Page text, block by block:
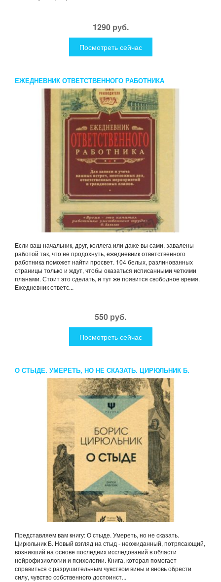
1290 руб.
Посмотреть сейчас
ЕЖЕДНЕВНИК ОТВЕТСТВЕННОГО РАБОТНИКА
Если ваш начальник, друг, коллега или даже вы сами, завалены
работой так, что не продохнуть, ежедневник ответственного
работника поможет найти просвет. 104 белых, разлинованных
страницы только и ждут, чтобы оказаться исписанными четкими
планами. Стоит это сделать, и тут же появится свободное время.
Ежедневник ответс...
550 руб.
Посмотреть сейчас
О СТЫДЕ. УМЕРЕТЬ, НО НЕ СКАЗАТЬ. ЦИРЮЛЬНИК Б.
Представляем вам книгу: О стыде. Умереть, но не сказать.
Цирюльник Б. Новый взгляд на стыд - неожиданный, потрясающий,
возникший на основе последних исследований в области
нейрофизиологии и психологии. Книга, которая помогает
справиться с разрушительным чувством вины и вновь обрести
силу, чувство собственного достоинст...